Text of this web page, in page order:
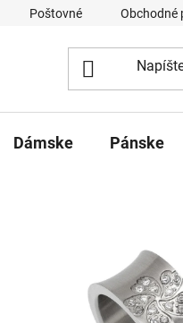
Poštovné Obchodné
Dámske Pánske